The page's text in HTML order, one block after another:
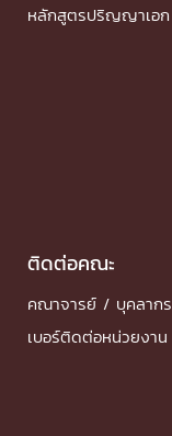
หลักสูตรปริญญาเอก
ติดต่อคณะ
คณาจารย์ / บุคลากร
เบอร์ติดต่อหน่วยงาน